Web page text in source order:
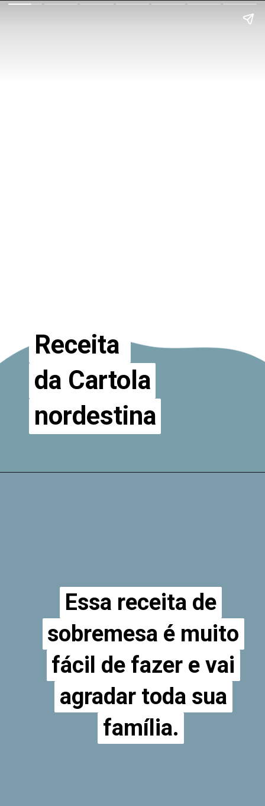
Receita
da Cartola
nordestina
Receita
da Cartola
nordestina
Essa receita de
sobremesa é muito
fácil de fazer e vai
agradar toda sua
família.
Essa receita de
sobremesa é muito
fácil de fazer e vai
agradar toda sua
família.